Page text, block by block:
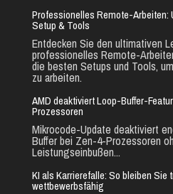
Professionelles Remote-Arbeiten:
Setup & Tools
Entdecken Sie den ultimativen
professionelles Remote-
die besten Setups und Tools,
zu arbeiten.
AMD deaktiviert Loop-Buffer-
Prozessoren
Mikrocode-Update deaktiviert
Buffer bei Zen-4-Prozessoren
Leistungseinbußen...
KI als Karrierefalle: So bleiben Sie
wettbewerbsfähig